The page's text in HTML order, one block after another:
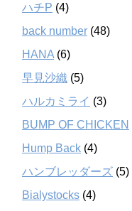
ハチP (4)
back number (48)
HANA (6)
早見沙織 (5)
ハルカミライ (3)
BUMP OF CHICKEN
Hump Back (4)
ハンブレッダーズ (5)
Bialystocks (4)